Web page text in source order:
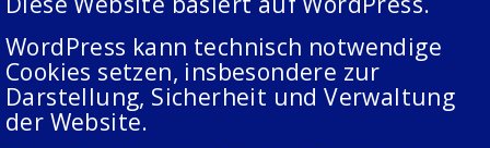
WordPress kann technisch notwendige
Cookies setzen, insbesondere zur
Darstellung, Sicherheit und Verwaltung
der Website.